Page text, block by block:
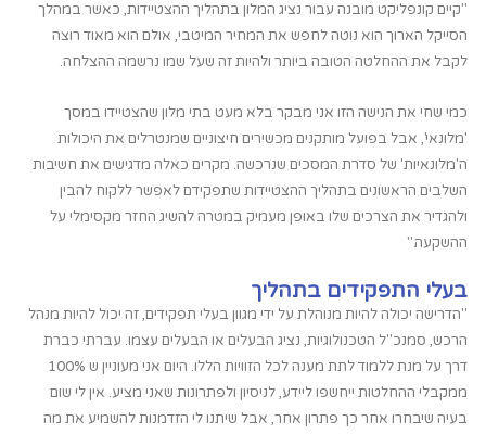
"קיים קונפליקט מובנה עבור נציג המלון בתהליך ההצטיידות, כאשר במהלך
הסייקל הארוך הוא נוטה לחפש את המחיר המיטבי, אולם הוא מאוד רוצה
לקבל את ההחלטה הטובה ביותר ולהיות זה שעל שמו נרשמה ההצלחה.
כמי שחי את הנישה הזו אני מבקר בלא מעט בתי מלון שהצטיידו במסך
'מלונאי', אבל בפועל מותקנים מכשירים חיצוניים שמנטרלים את היכולות
ה'מלונאיות' של סדרת המסכים שנרכשה. מקרים כאלה מדגישים את חשיבות
השלבים הראשונים בתהליך ההצטיידות שתפקידם לאפשר ללקוח להבין
ולהגדיר את הצרכים שלו באופן מעמיק במטרה להשיג החזר מקסימלי על
ההשקעה."
בעלי התפקידים בתהליך
"הדרישה יכולה להיות מנוהלת על ידי מגוון בעלי תפקידים, זה יכול להיות מנהל
הרכש, סמנכ"ל הטכנולוגיות, נציג הבעלים או הבעלים עצמו. עברתי כברת
דרך על מנת ללמוד לתת מענה לכל הזוויות הללו. היום אני מעוניין ש 100%
ממקבלי ההחלטות ייחשפו ליידע, לניסיון ולפתרונות שאני מציע. אין לי שום
בעיה שיבחרו אחר כך פתרון אחר, אבל שיתנו לי הזדמנות להשמיע את מה